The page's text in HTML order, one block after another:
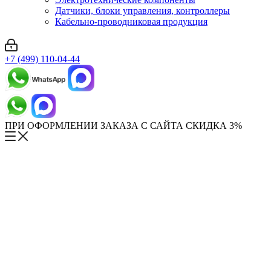
Датчики, блоки управления, контроллеры
Кабельно-проводниковая продукция
+7 (499) 110-04-44
ПРИ ОФОРМЛЕНИИ ЗАКАЗА С САЙТА СКИДКА 3%